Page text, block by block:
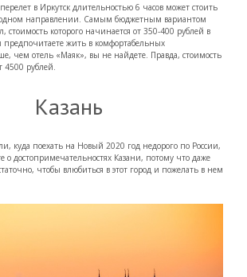
в Иркутск длительностью 6 часов может стоить
одном направлении. Самым бюджетным вариантом
стоимость которого начинается от 350-400 рублей в
предпочитаете жить в комфортабельных
чем отель «Маяк», вы не найдете. Правда, стоимость
4500 рублей.
Казань
куда поехать на Новый 2020 год недорого по России,
о достопримечательностях Казани, потому что даже
чтобы влюбиться в этот город и пожелать в нем